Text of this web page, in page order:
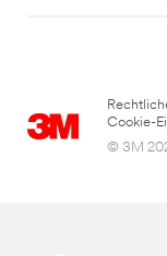
Cookie-
© 3M